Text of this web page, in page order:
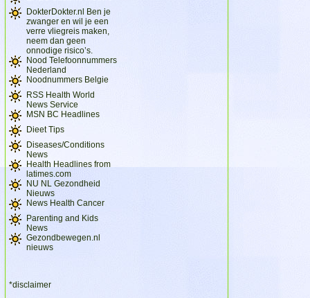
DokterDokter.nl Ben je
zwanger en wil je een
verre vliegreis maken,
neem dan geen
onnodige risico’s.
Nood Telefoonnummers
Nederland
Noodnummers Belgie
RSS Health World
News Service
MSN BC Headlines
Dieet Tips
Diseases/Conditions
News
Health Headlines from
latimes.com
NU NL Gezondheid
Nieuws
News Health Cancer
Parenting and Kids
News
Gezondbewegen.nl
nieuws
*disclaimer